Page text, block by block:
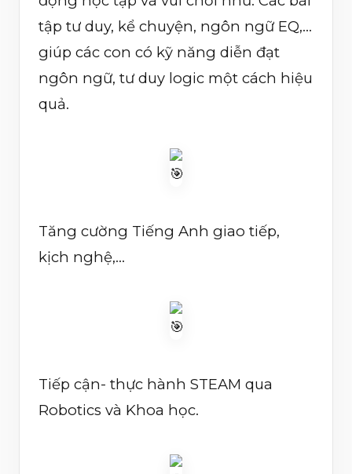
tập tư duy, kể chuyện, ngôn ngữ EQ,…
giúp các con có kỹ năng diễn đạt
ngôn ngữ, tư duy logic một cách hiệu
quả.
Tăng cường Tiếng Anh giao tiếp,
kịch nghệ,…
Tiếp cận- thực hành STEAM qua
Robotics và Khoa học.